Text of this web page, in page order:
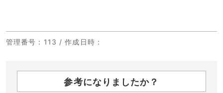
管理番号 ：113 /作成日時 ：
参考になりましたか？